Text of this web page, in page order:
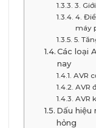
3.
4.
máy
5.
Các loại
nay
AVR
AVR
AVR
Dấu hiệu
hỏng